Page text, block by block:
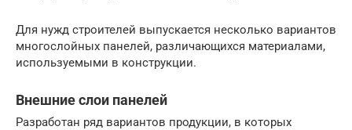
Для нужд строителей выпускается несколько вариантов
многослойных панелей, различающихся материалами,
используемыми в конструкции.
Внешние слои панелей
Разработан ряд вариантов продукции, в которых